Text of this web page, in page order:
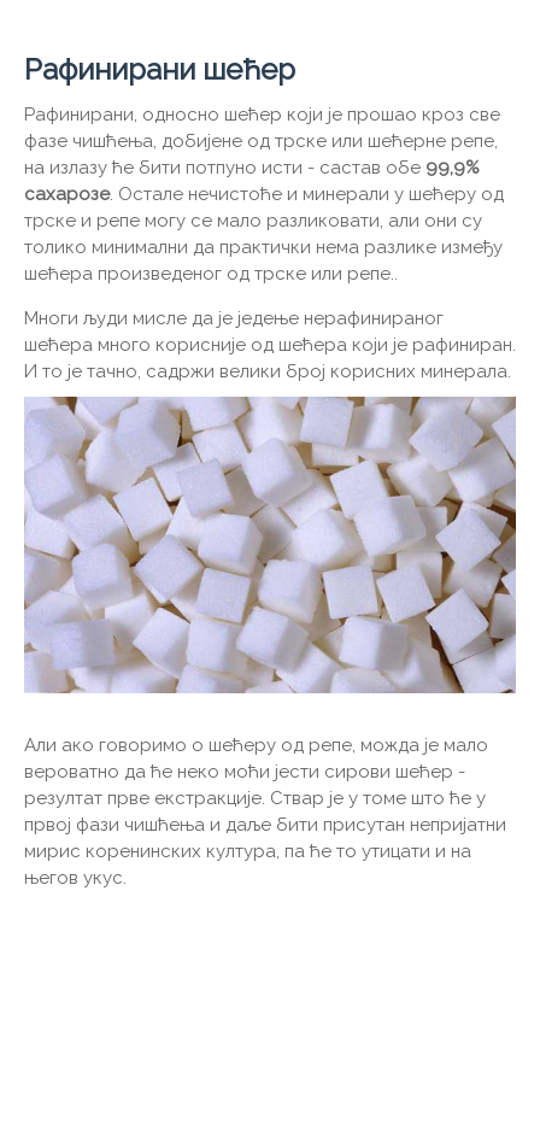
Рафинирани шећер
Рафинирани, односно шећер који је прошао кроз све
фазе чишћења, добијене од трске или шећерне репе,
на излазу ће бити потпуно исти - састав обе 99,9%
сахарозе. Остале нечистоће и минерали у шећеру од
трске и репе могу се мало разликовати, али они су
толико минимални да практички нема разлике између
шећера произведеног од трске или репе..
Многи људи мисле да је једење нерафинираног
шећера много корисније од шећера који је рафиниран.
И то је тачно, садржи велики број корисних минерала.
Али ако говоримо о шећеру од репе, можда је мало
вероватно да ће неко моћи јести сирови шећер -
резултат прве екстракције. Ствар је у томе што ће у
првој фази чишћења и даље бити присутан непријатни
мирис коренинских култура, па ће то утицати и на
његов укус.